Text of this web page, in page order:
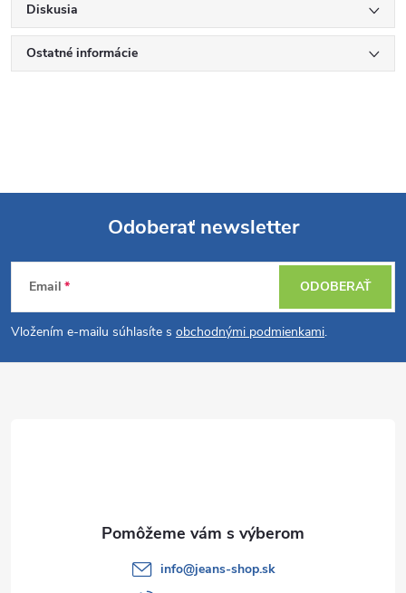
Diskusia
Ostatné informácie
Z
á
p
Odoberať newsletter
Email
Vložením e-mailu súhlasíte s obchodnými podmienkami.
ODOBERAŤ
info@jeans-shop.sk